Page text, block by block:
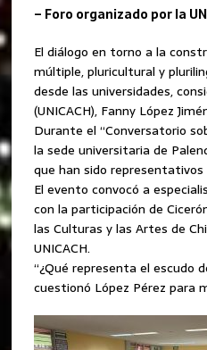
– Foro organizado por la
El diálogo en torno a la
múltiple, pluricultural y
desde las universidades,
(UNICACH), Fanny López
Durante el “Conversatorio
la sede universitaria de
que han sido
El evento convocó a
con la participación de
las Culturas y las Artes de
UNICACH.
“¿Qué representa el escudo
cuestionó López Pérez para